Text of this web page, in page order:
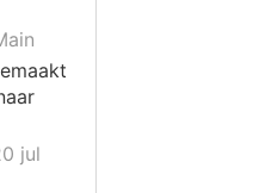
jul